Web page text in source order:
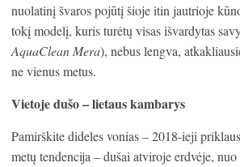
nuolatinį švaros pojūtį šioje itin jautrioje
tokį modelį, kuris turėtų visas išvardytas
AquaClean Mera), nebus lengva,
ne vienus metus.
Vietoje dušo – lietaus kambarys
Pamirškite dideles vonias – 2018-ieji
metų tendencija – dušai atviroje erdvėje,